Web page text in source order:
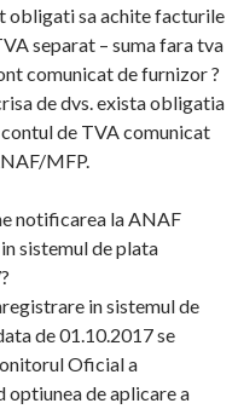
obligati sa achite facturile
separat – suma fara tva
comunicat de furnizor ?
de dvs. exista obligatia
de TVA comunicat
MFP.
notificarea la ANAF
sistemul de plata
in sistemul de
de 01.10.2017 se
Oficial a
de aplicare a